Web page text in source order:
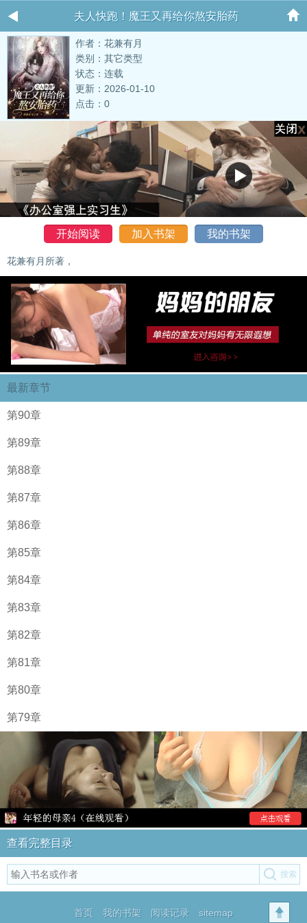
夫人快跑！魔王又再给你熬安胎药
作者：花兼有月
类别：其它类型
状态：连载
更新：2026-01-10
点击：0
开始阅读 加入书架 我的书架
花兼有月所著，
最新章节
第90章
第89章
第88章
第87章
第86章
第85章
第84章
第83章
第82章
第81章
第80章
第79章
查看完整目录
首页 我的书架 阅读记录 sitemap